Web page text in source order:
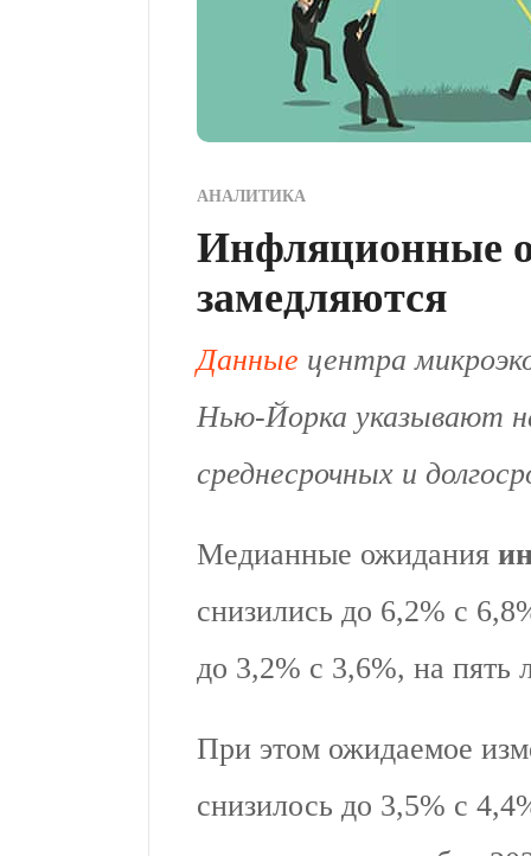
АНАЛИТИКА
Инфляционные
замедляются
Данные центра
Нью-Йорка указывают
среднесрочных и
Медианные ожидания
снизились до 6,2% с
до 3,2% с 3,6%, на пять
При этом ожидаемое
снизилось до 3,5% с